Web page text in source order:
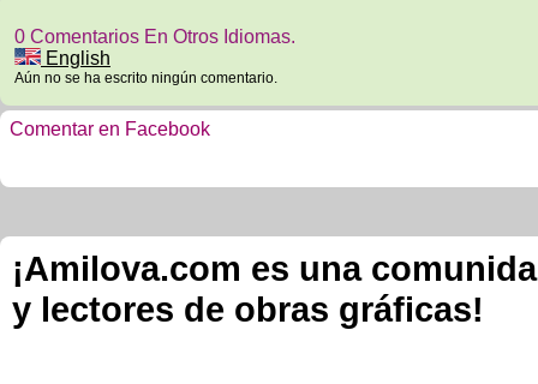
0 Comentarios En Otros Idiomas.
English
Aún no se ha escrito ningún comentario.
Comentar en Facebook
¡Amilova.com es una
y lectores de obras gráficas!